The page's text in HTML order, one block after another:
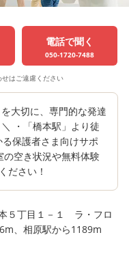
電話で聞く
050-1720-7488
はご遠慮ください
大切に、専門的な発達
・「橋本駅」より徒
保護者さま向けサポ
の空き状況や無料体験
ださい！
５丁目１－１ ラ・フロ
、相原駅から1189m